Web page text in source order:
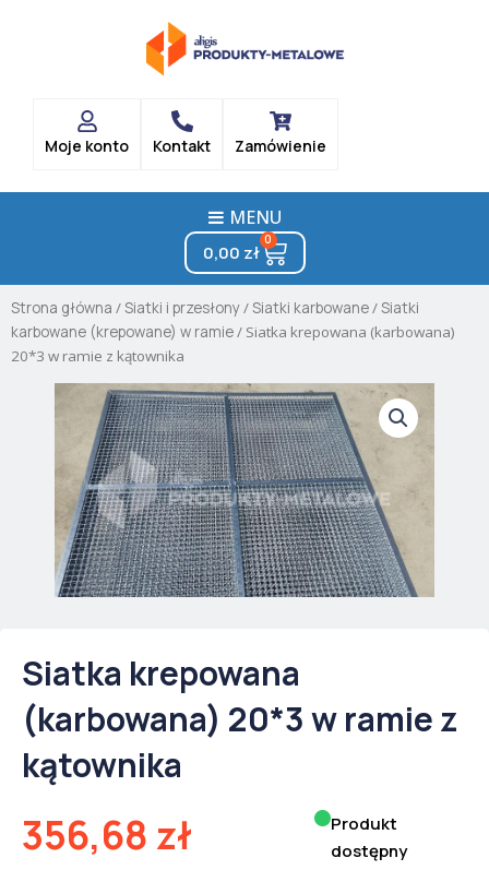
Moje konto Kontakt Zamówienie
MENU
0,00 zł
0
Cart
Strona główna /Siatki i przesłony/Siatki karbowane/Siatki
karbowane (krepowane) w ramie/ Siatka krepowana (karbowana)
20*3 w ramie z kątownika
Siatka krepowana
(karbowana) 20*3 w ramie z
kątownika
356,68 zł
Produkt
dostępny